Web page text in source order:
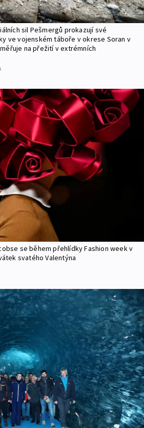
sil Pešmergů prokazují své
ve vojenském táboře v okrese Soran v
na přežití v extrémních
se během přehlídky Fashion week v
svatého Valentýna